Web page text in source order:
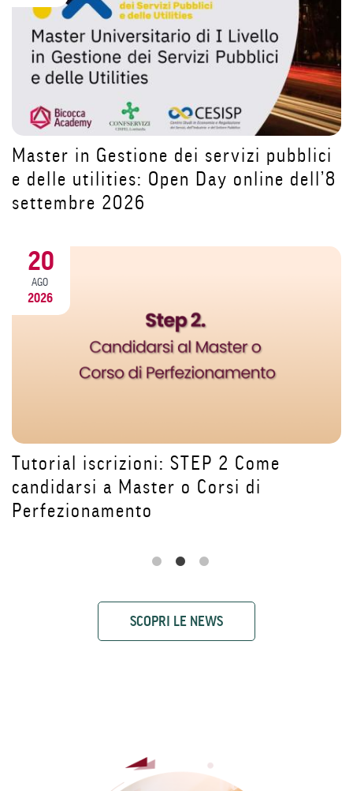
Dopo la pausa estiva riparti da te:
costruisci il tuo futuro nell’HR con il
Master MACU | Open Day 11
2026
LUG
Come l'Intelligenza Artificiale sta
trasformando la sanità: le
testimonianze del Master DAI4Health
SCOPRI LE NEWS